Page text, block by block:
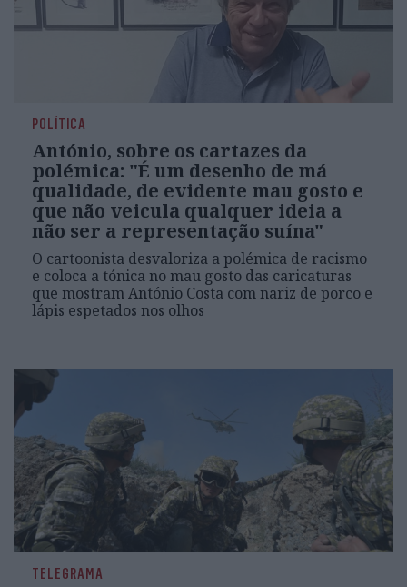
POLÍTICA
António, sobre os cartazes da
polémica: "É um desenho de má
qualidade, de evidente mau gosto e
que não veicula qualquer ideia a
não ser a representação suína"
O cartoonista desvaloriza a polémica de racismo
e coloca a tónica no mau gosto das caricaturas
que mostram António Costa com nariz de porco e
lápis espetados nos olhos
TELEGRAMA